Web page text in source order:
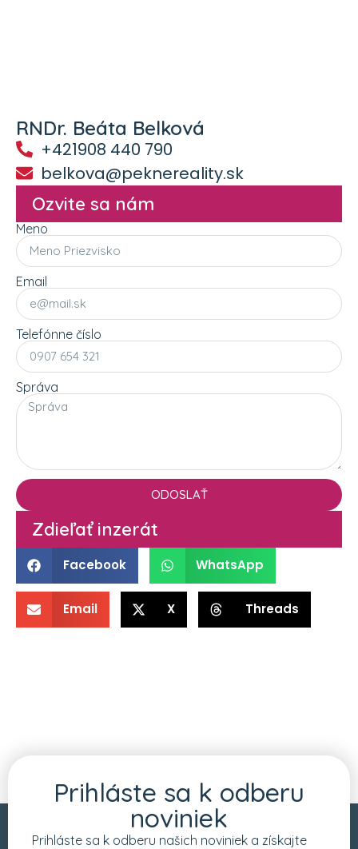
RNDr. Beáta Belková
+421908 440 790
belkova@peknereality.sk
Ozvite sa nám
Meno
Email
Telefónne číslo
Správa
ODOSLAŤ
Zdieľať inzerát
Facebook WhatsApp
Email X Threads
Prihláste sa k odberu
noviniek
Prihláste sa k odberu našich noviniek a získajte